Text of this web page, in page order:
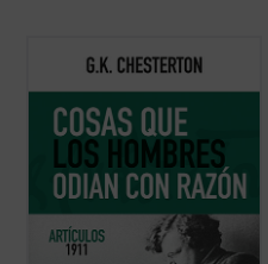
Coincidiendo ahora con el 150 aniversario
del nacimiento de su autor, este sexto
sufragistas, la prensa, otros temas
habituales y nombres tan representativos
(ver ficha)